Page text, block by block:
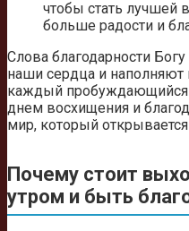
чтобы стать лучшей
больше радости и
Слова благодарности
наши сердца и
каждый пробуждающийся
днем восхищения и
мир, который
Почему стоит
утром и быть